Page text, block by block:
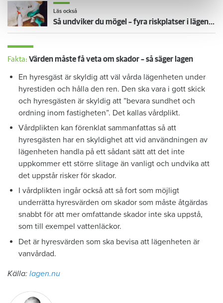
Läs också
Så undviker du mögel – fyra riskplatser i lägenheten: ”Måste städa bort”
Fakta: Värden måste få veta om skador – så säger lagen
En hyresgäst är skyldig att väl vårda lägenheten under
hyrestiden och hålla den ren. Den ska vara i gott skick
och hyresgästen är skyldig att ”bevara sundhet och
ordning inom fastigheten”. Det kallas vårdplikt.
Vårdplikten kan förenklat sammanfattas så att
hyresgästen har en skyldighet att vid användningen av
lägenheten handla på ett sådant sätt att det inte
uppkommer ett större slitage än vanligt och undvika att
det uppstår risker för skador.
I vårdplikten ingår också att så fort som möjligt
underrätta hyresvärden om skador som måste åtgärdas
snabbt för att mer omfattande skador inte ska uppstå,
som till exempel vattenläckor.
Det är hyresvärden som ska bevisa att lägenheten är
vanvårdad.
Källa: lagen.nu